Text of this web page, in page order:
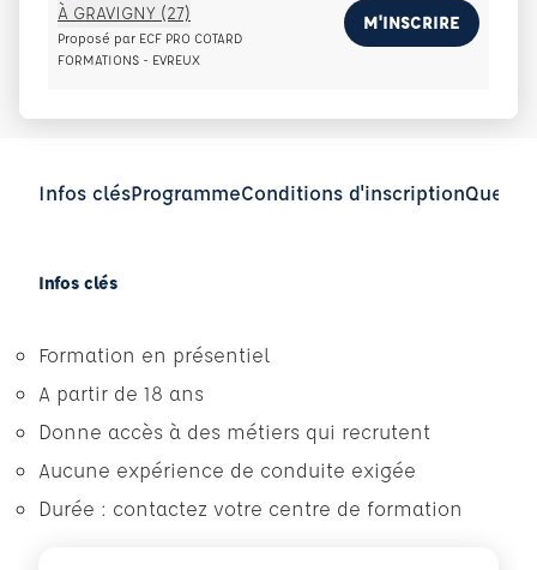
À GRAVIGNY (27)
Proposé par ECF PRO COTARD
FORMATIONS - EVREUX
M'INSCRIRE
Infos clésProgrammeConditions d'inscription
Infos clés
Formation en présentiel
A partir de 18 ans
Donne accès à des métiers qui recrutent
Aucune expérience de conduite exigée
Durée : contactez votre centre de formation